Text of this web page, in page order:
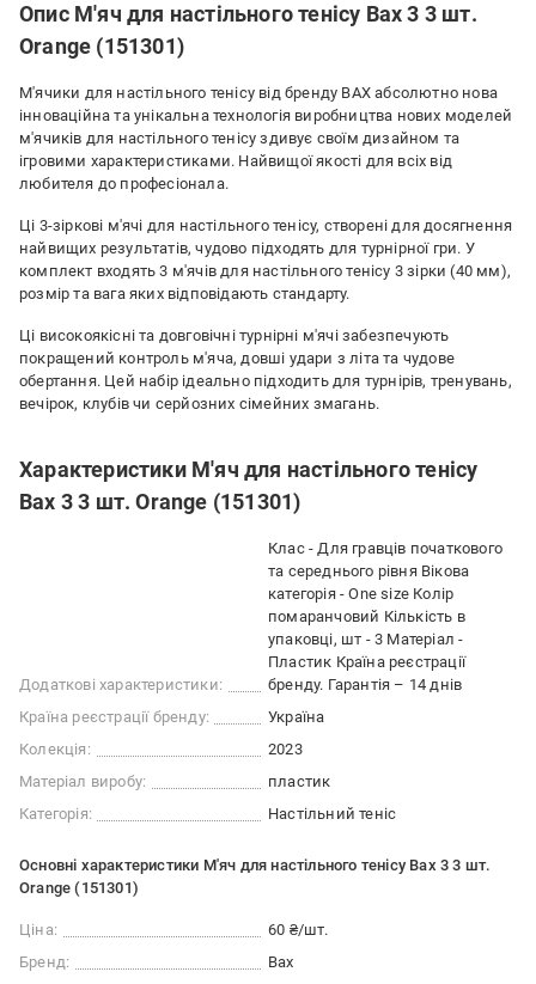
Опис М'яч для настільного тенісу Bax 3 3 шт.
Orange (151301)
М'ячики для настільного тенісу від бренду BAX абсолютно нова
інноваційна та унікальна технологія виробництва нових моделей
м'ячиків для настільного тенісу здивує своїм дизайном та
ігровими характеристиками. Найвищої якості для всіх від
любителя до професіонала.
Ці 3-зіркові м'ячі для настільного тенісу, створені для досягнення
найвищих результатів, чудово підходять для турнірної гри. У
комплект входять 3 м'ячів для настільного тенісу 3 зірки (40 мм),
розмір та вага яких відповідають стандарту.
Ці високоякісні та довговічні турнірні м'ячі забезпечують
покращений контроль м'яча, довші удари з літа та чудове
обертання. Цей набір ідеально підходить для турнірів, тренувань,
вечірок, клубів чи серйозних сімейних змагань.
Характеристики М'яч для настільного тенісу
Bax 3 3 шт. Orange (151301)
Додаткові характеристики:
Клас - Для гравців початкового
та середнього рівня Вікова
категорія - One size Колір
помаранчовий Кількість в
упаковці, шт - 3 Матеріал -
Пластик Країна реєстрації
бренду. Гарантія – 14 днів
Країна реєстрації бренду:
Україна
Колекція:
2023
Матеріал виробу:
пластик
Категорія:
Настільний теніс
Основні характеристики М'яч для настільного тенісу Bax 3 3 шт.
Orange (151301)
Ціна:
60 ₴/шт.
Бренд:
Bax